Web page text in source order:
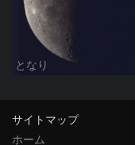
となり
サイトマップ
ホーム